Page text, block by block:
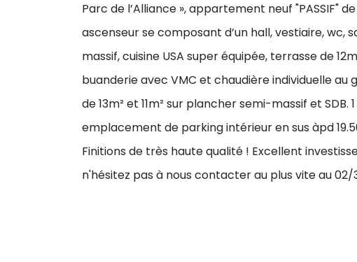
Parc de l’Alliance », appartement neuf "PASSIF"
ascenseur se composant d’un hall, vestiaire, wc,
massif, cuisine USA super équipée, terrasse de
buanderie avec VMC et chaudière individuelle
de 13m² et 11m² sur plancher semi-massif et SDB.
emplacement de parking intérieur en sus àpd
Finitions de très haute qualité ! Excellent
n'hésitez pas à nous contacter au plus vite au 02/